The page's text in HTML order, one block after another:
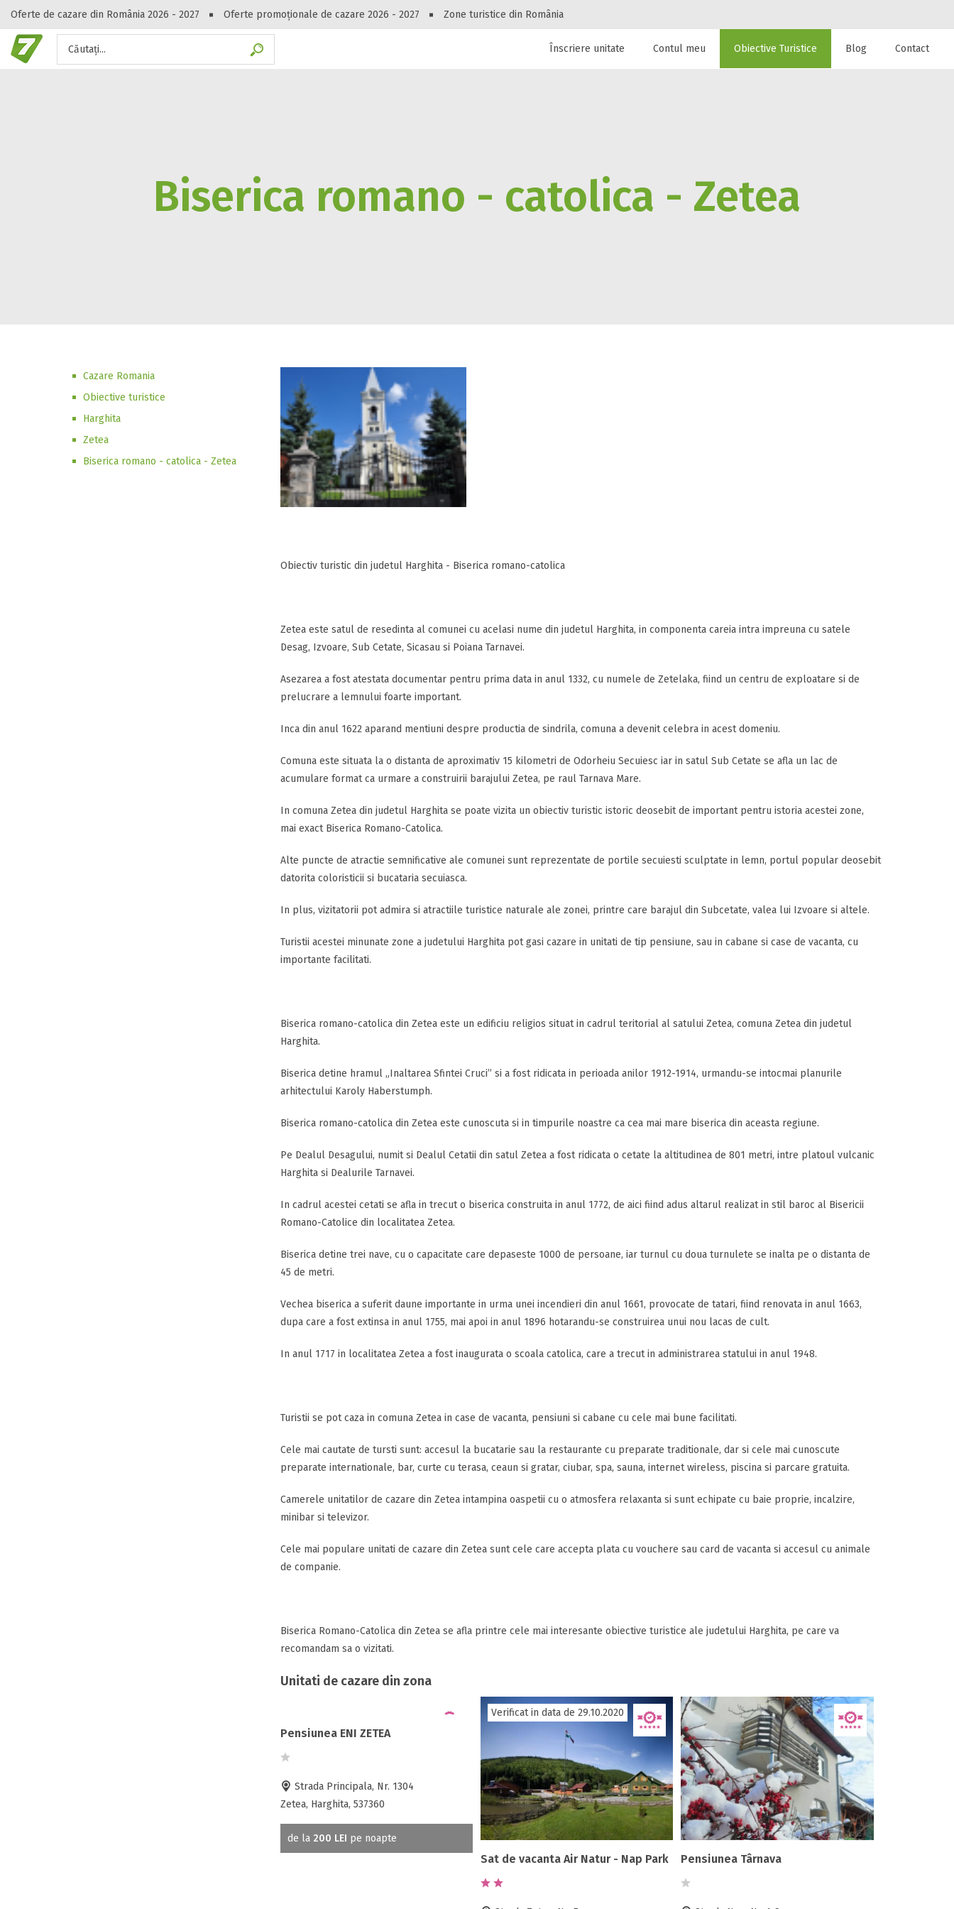
Oferte de cazare din România 2026 - 2027 Oferte promoționale de cazare 2026 - 2027 Zone turistice din România
Căutați...
Peste 10545 oferte de cazare!
Gasești hoteluri, pensiuni, vile, apartamente sau alte unitați de cazare la
Înscriere unitate Contul meu Obiective Turistice Blog Contact
Biserica romano - catolica - Zetea
Cazare Romania
Obiective turistice
Harghita
Zetea
Biserica romano - catolica - Zetea
Obiectiv turistic din judetul Harghita - Biserica romano-catolica
Zetea este satul de resedinta al comunei cu acelasi nume din judetul Harghita, in componenta careia intra impreuna cu satele
Desag, Izvoare, Sub Cetate, Sicasau si Poiana Tarnavei.
Asezarea a fost atestata documentar pentru prima data in anul 1332, cu numele de Zetelaka, fiind un centru de exploatare si de
prelucrare a lemnului foarte important.
Inca din anul 1622 aparand mentiuni despre productia de sindrila, comuna a devenit celebra in acest domeniu.
Comuna este situata la o distanta de aproximativ 15 kilometri de Odorheiu Secuiesc iar in satul Sub Cetate se afla un lac de
acumulare format ca urmare a construirii barajului Zetea, pe raul Tarnava Mare.
In comuna Zetea din judetul Harghita se poate vizita un obiectiv turistic istoric deosebit de important pentru istoria acestei zone,
mai exact Biserica Romano-Catolica.
Alte puncte de atractie semnificative ale comunei sunt reprezentate de portile secuiesti sculptate in lemn, portul popular deosebit
datorita coloristicii si bucataria secuiasca.
In plus, vizitatorii pot admira si atractiile turistice naturale ale zonei, printre care barajul din Subcetate, valea lui Izvoare si altele.
Turistii acestei minunate zone a judetului Harghita pot gasi cazare in unitati de tip pensiune, sau in cabane si case de vacanta, cu
importante facilitati.
Biserica romano-catolica din Zetea este un edificiu religios situat in cadrul teritorial al satului Zetea, comuna Zetea din judetul
Harghita.
Biserica detine hramul „Inaltarea Sfintei Cruci” si a fost ridicata in perioada anilor 1912-1914, urmandu-se intocmai planurile
arhitectului Karoly Haberstumph.
Biserica romano-catolica din Zetea este cunoscuta si in timpurile noastre ca cea mai mare biserica din aceasta regiune.
Pe Dealul Desagului, numit si Dealul Cetatii din satul Zetea a fost ridicata o cetate la altitudinea de 801 metri, intre platoul vulcanic
Harghita si Dealurile Tarnavei.
In cadrul acestei cetati se afla in trecut o biserica construita in anul 1772, de aici fiind adus altarul realizat in stil baroc al Bisericii
Romano-Catolice din localitatea Zetea.
Biserica detine trei nave, cu o capacitate care depaseste 1000 de persoane, iar turnul cu doua turnulete se inalta pe o distanta de
45 de metri.
Vechea biserica a suferit daune importante in urma unei incendieri din anul 1661, provocate de tatari, fiind renovata in anul 1663,
dupa care a fost extinsa in anul 1755, mai apoi in anul 1896 hotarandu-se construirea unui nou lacas de cult.
In anul 1717 in localitatea Zetea a fost inaugurata o scoala catolica, care a trecut in administrarea statului in anul 1948.
Turistii se pot caza in comuna Zetea in case de vacanta, pensiuni si cabane cu cele mai bune facilitati.
Cele mai cautate de tursti sunt: accesul la bucatarie sau la restaurante cu preparate traditionale, dar si cele mai cunoscute
preparate internationale, bar, curte cu terasa, ceaun si gratar, ciubar, spa, sauna, internet wireless, piscina si parcare gratuita.
Camerele unitatilor de cazare din Zetea intampina oaspetii cu o atmosfera relaxanta si sunt echipate cu baie proprie, incalzire,
minibar si televizor.
Cele mai populare unitati de cazare din Zetea sunt cele care accepta plata cu vouchere sau card de vacanta si accesul cu animale
de companie.
Biserica Romano-Catolica din Zetea se afla printre cele mai interesante obiective turistice ale judetului Harghita, pe care va
recomandam sa o vizitati.
Unitati de cazare din zona
Pensiunea ENI ZETEA
Strada Principala, Nr. 1304
Zetea, Harghita, 537360
de la 200 LEI pe noapte
Verificat in data de 29.10.2020
Sat de vacanta Air Natur - Nap Park Pensiunea Târnava